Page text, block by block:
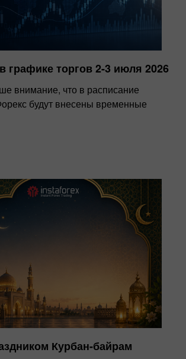
награду “Lowest
of the Year” на Forex Expo
графике торгов 2-3 июля 2026
внимание, что в расписание
будут внесены временные
Курбан-байрам